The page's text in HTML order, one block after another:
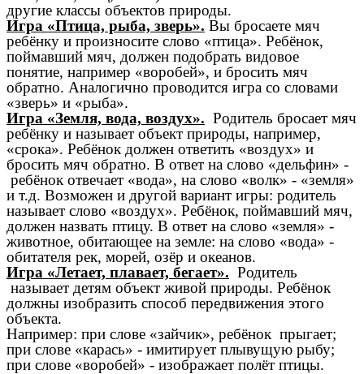
другие классы объектов природы.
Игра «Птица, рыба, зверь». Вы бросаете мяч
ребёнку и произносите слово «птица». Ребёнок,
поймавший мяч, должен подобрать видовое
понятие, например «воробей», и бросить мяч
обратно. Аналогично проводится игра со словами
«зверь» и «рыба».
Игра «Земля, вода, воздух». Родитель бросает мяч
ребёнку и называет объект природы, например,
«срока». Ребёнок должен ответить «воздух» и
бросить мяч обратно. В ответ на слово «дельфин» -
ребёнок отвечает «вода», на слово «волк» - «земля»
и т.д. Возможен и другой вариант игры: родитель
называет слово «воздух». Ребёнок, поймавший мяч,
должен назвать птицу. В ответ на слово «земля» -
животное, обитающее на земле: на слово «вода» -
обитателя рек, морей, озёр и океанов.
Игра «Летает, плавает, бегает». Родитель
называет детям объект живой природы. Ребёнок
должны изобразить способ передвижения этого
объекта.
Например: при слове «зайчик», ребёнок прыгает;
при слове «карась» - имитирует плывущую рыбу;
при слове «воробей» - изображает полёт птицы.